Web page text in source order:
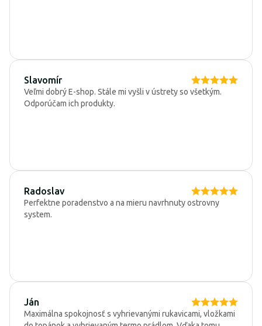
Slavomír
Veľmi dobrý E-shop. Stále mi vyšli v ústrety so všetkým.
Odporúčam ich produkty.
Radoslav
Perfektne poradenstvo a na mieru navrhnuty ostrovny
system.
Ján
Maximálna spokojnosť s vyhrievanými rukavicami, vložkami